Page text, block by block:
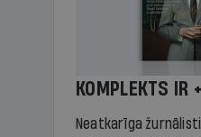
KOMPLEKTS IR
Neatkarīga